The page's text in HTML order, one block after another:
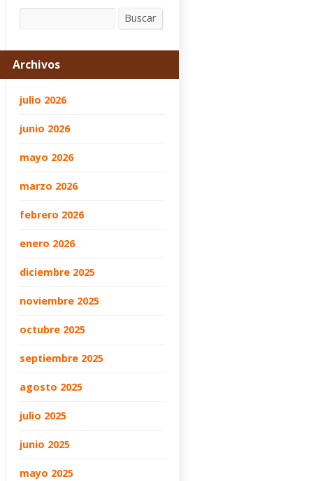
Buscar
Archivos
julio 2026
junio 2026
mayo 2026
marzo 2026
febrero 2026
enero 2026
diciembre 2025
noviembre 2025
octubre 2025
septiembre 2025
agosto 2025
julio 2025
junio 2025
mayo 2025